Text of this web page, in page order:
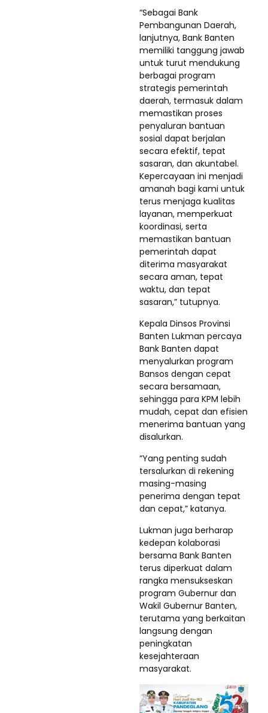
“Sebagai Bank
Pembangunan Daerah,
lanjutnya, Bank Banten
memiliki tanggung jawab
untuk turut mendukung
berbagai program
strategis pemerintah
daerah, termasuk dalam
memastikan proses
penyaluran bantuan
sosial dapat berjalan
secara efektif, tepat
sasaran, dan akuntabel.
Kepercayaan ini menjadi
amanah bagi kami untuk
terus menjaga kualitas
layanan, memperkuat
koordinasi, serta
memastikan bantuan
pemerintah dapat
diterima masyarakat
secara aman, tepat
waktu, dan tepat
sasaran,” tutupnya.
Kepala Dinsos Provinsi
Banten Lukman percaya
Bank Banten dapat
menyalurkan program
Bansos dengan cepat
secara bersamaan,
sehingga para KPM lebih
mudah, cepat dan efisien
menerima bantuan yang
disalurkan.
“Yang penting sudah
tersalurkan di rekening
masing-masing
penerima dengan tepat
dan cepat,” katanya.
Lukman juga berharap
kedepan kolaborasi
bersama Bank Banten
terus diperkuat dalam
rangka mensukseskan
program Gubernur dan
Wakil Gubernur Banten,
terutama yang berkaitan
langsung dengan
peningkatan
kesejahteraan
masyarakat.